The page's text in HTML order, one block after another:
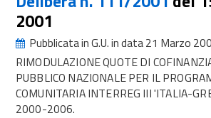
2001
Pubblicata in G.U. in data 21 Marzo
RIMODULAZIONE QUOTE DI
PUBBLICO NAZIONALE PER IL
COMUNITARIA INTERREG III 'ITALIA-
2000-2006.